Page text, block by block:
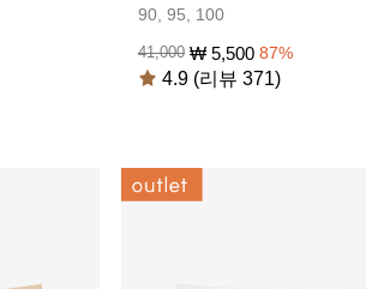
90, 95, 100
41,000 ₩ 5,500 87%
4.9 (리뷰 371)